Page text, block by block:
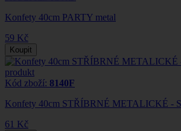
Konfety 40cm PARTY metal
59 Kč
Koupit
produkt
Kód zboží: 8140F
Konfety 40cm STŘÍBRNÉ METALICKÉ -
61 Kč